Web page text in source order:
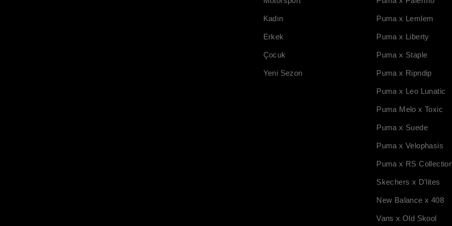
Kadın
Erkek
Çocuk
Yeni Sezon
Puma x Lemlem
Puma x Liberty
Puma x Staple
Puma x Ripndip
Puma x Leo Lunatic
Puma Melo x Toxic
Puma x Suede
Puma x Velophasis
Puma x RS
Skechers x D'lites
New Balance x 408
Vans x Old Skool